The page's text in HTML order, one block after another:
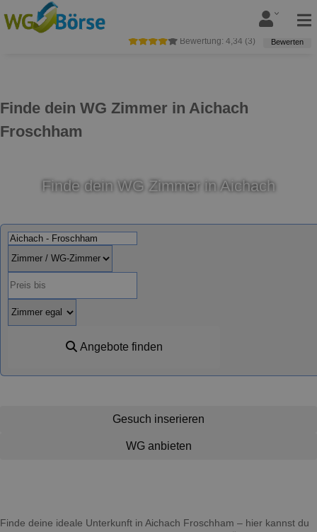
Finde dein WG Zimmer in Aichach
Froschham
Bewertung: 4,34 (3) Bewerten
Finde dein WG Zimmer in Aichach
Angebote finden
Gesuch inserieren
WG anbieten
Finde deine ideale Unterkunft in Aichach Froschham – hier kannst du